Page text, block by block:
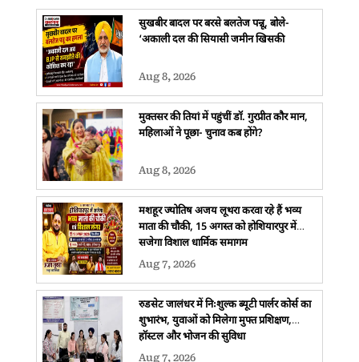
सुखबीर बादल पर बरसे बलतेज पन्नू, बोले-
‘अकाली दल की सियासी जमीन खिसकी
Aug 8, 2026
मुक्तसर की तियां में पहुंचीं डॉ. गुरप्रीत कौर मान,
महिलाओं ने पूछा- चुनाव कब होंगे?
Aug 8, 2026
मशहूर ज्योतिष अजय लूथरा करवा रहे हैं भव्य
माता की चौकी, 15 अगस्त को होशियारपुर में
सजेगा विशाल धार्मिक समागम
Aug 7, 2026
रुडसेट जालंधर में निःशुल्क ब्यूटी पार्लर कोर्स का
शुभारंभ, युवाओं को मिलेगा मुफ्त प्रशिक्षण,
हॉस्टल और भोजन की सुविधा
Aug 7, 2026